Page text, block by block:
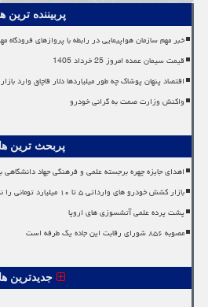
پربیننده ترین
خبر مهم سازمان هواپیمایی در رابطه با پروازهای فرودگاه
قیمت سیمان عمده امروز 25 خرداد 1405
اقتصاد پنهان پوشاک چه طور میلیاردها دلار قاچاق وارد
واکنش وزارت صمت به گرانی خودرو
پربحث ترین ها
اهدای جایزه چهره برجسته علمی و فرهنگی جهاد دانشگاهی
بازار کشش خودرو های وارداتی ۵ تا ۱۰ میلیارد تومانی را ندارد
پشت پرده علمی آتشسوزی های اروپا
مصوبه ۸۵۶ شورای رقابت این جاده یک طرفه است
جدیدترین ها